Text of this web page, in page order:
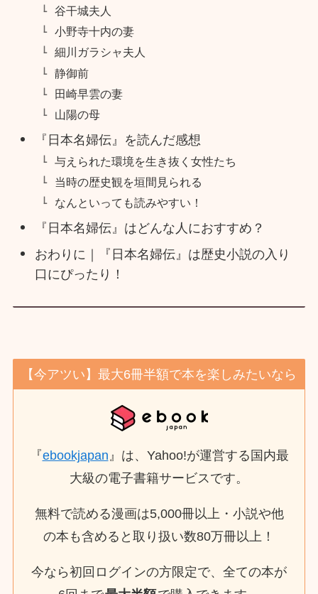
谷干城夫人
小野寺十内の妻
細川ガラシャ夫人
静御前
田崎早雲の妻
山陽の母
『日本名婦伝』を読んだ感想
与えられた環境を生き抜く女性たち
当時の歴史観を垣間見られる
なんといっても読みやすい！
『日本名婦伝』はどんな人におすすめ？
おわりに｜『日本名婦伝』は歴史小説の入り
口にぴったり！
【今アツい】最大6冊半額で本を楽しみたいなら
『ebookjapan 』は、Yahoo!が運営する国内最
大級の電子書籍サービスです。
無料で読める漫画は5,000冊以上・小説や他
の本も含めると取り扱い数80万冊以上！
今なら初回ログインの方限定で、全ての本が